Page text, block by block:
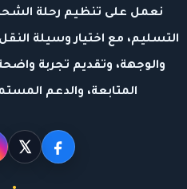
نعمل على تنظيم رحلة
التسليم، مع اختيار وسيلة
والوجهة، وتقديم تجربة
المتابعة، والدعم